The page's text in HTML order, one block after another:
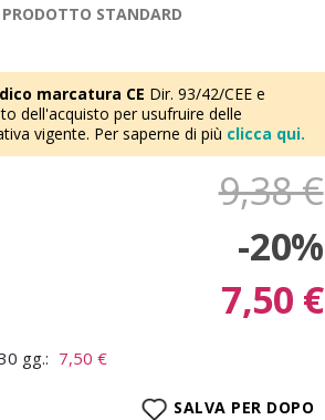
PRODOTTO STANDARD
marcatura CE Dir. 93/42/CEE e
dell'acquisto per usufruire delle
vigente. Per saperne di più clicca qui.
9,38 €
-20%
7,50 €
gg.: 7,50 €
SALVA PER DOPO